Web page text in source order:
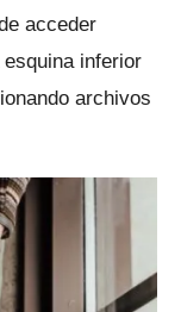
acceder
inferior
archivos